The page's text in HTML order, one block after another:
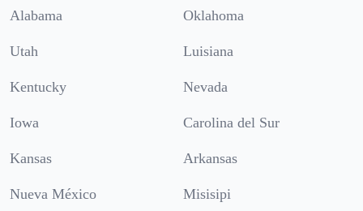
Alabama Oklahoma
Utah Luisiana
Kentucky Nevada
Iowa Carolina del Sur
Kansas Arkansas
Nueva México Misisipi